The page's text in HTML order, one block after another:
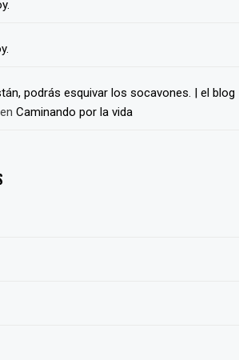
podrás esquivar los socavones. | el blog
en Caminando por la vida